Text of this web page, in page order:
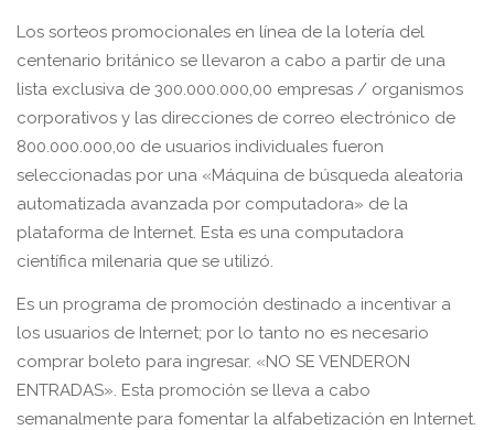
Los sorteos promocionales en línea de la lotería del
centenario británico se llevaron a cabo a partir de una
lista exclusiva de 300.000.000,00 empresas / organismos
corporativos y las direcciones de correo electrónico de
800.000.000,00 de usuarios individuales fueron
seleccionadas por una «Máquina de búsqueda aleatoria
automatizada avanzada por computadora» de la
plataforma de Internet. Esta es una computadora
científica milenaria que se utilizó.
Es un programa de promoción destinado a incentivar a
los usuarios de Internet; por lo tanto no es necesario
comprar boleto para ingresar. «NO SE VENDERON
ENTRADAS». Esta promoción se lleva a cabo
semanalmente para fomentar la alfabetización en Internet.